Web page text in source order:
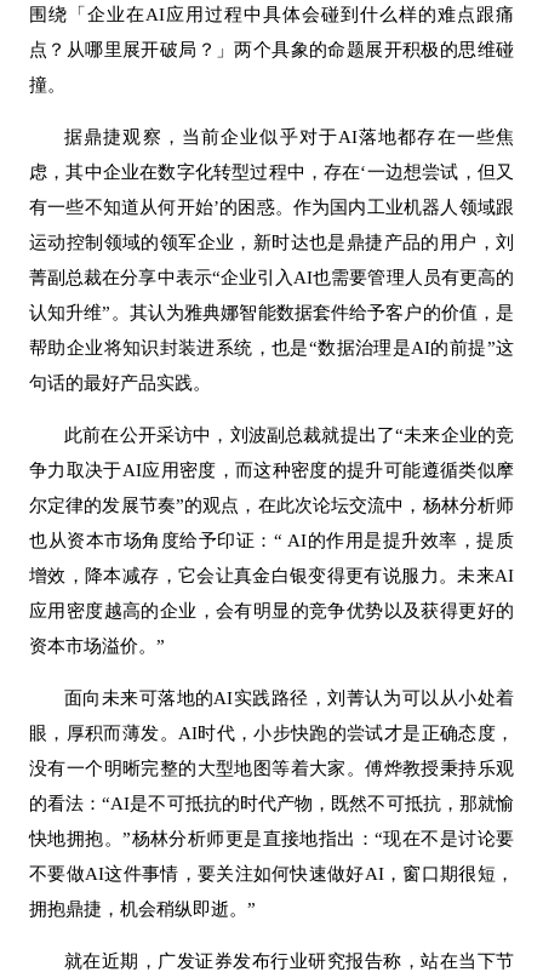
围绕「企业在AI应用过程中具体会碰到什么样的难点跟痛
点？从哪里展开破局？」两个具象的命题展开积极的思维碰
撞。
据鼎捷观察，当前企业似乎对于AI落地都存在一些焦
虑，其中企业在数字化转型过程中，存在‘一边想尝试，但又
有一些不知道从何开始’的困惑。作为国内工业机器人领域跟
运动控制领域的领军企业，新时达也是鼎捷产品的用户，刘
菁副总裁在分享中表示“企业引入AI也需要管理人员有更高的
认知升维”。其认为雅典娜智能数据套件给予客户的价值，是
帮助企业将知识封装进系统，也是“数据治理是AI的前提”这
句话的最好产品实践。
此前在公开采访中，刘波副总裁就提出了“未来企业的竞
争力取决于AI应用密度，而这种密度的提升可能遵循类似摩
尔定律的发展节奏”的观点，在此次论坛交流中，杨林分析师
也从资本市场角度给予印证：“ AI的作用是提升效率，提质
增效，降本减存，它会让真金白银变得更有说服力。未来AI
应用密度越高的企业，会有明显的竞争优势以及获得更好的
资本市场溢价。”
面向未来可落地的AI实践路径，刘菁认为可以从小处着
眼，厚积而薄发。AI时代，小步快跑的尝试才是正确态度，
没有一个明晰完整的大型地图等着大家。傅烨教授秉持乐观
的看法：“AI是不可抵抗的时代产物，既然不可抵抗，那就愉
快地拥抱。”杨林分析师更是直接地指出：“现在不是讨论要
不要做AI这件事情，要关注如何快速做好AI，窗口期很短，
拥抱鼎捷，机会稍纵即逝。”
就在近期，广发证券发布行业研究报告称，站在当下节